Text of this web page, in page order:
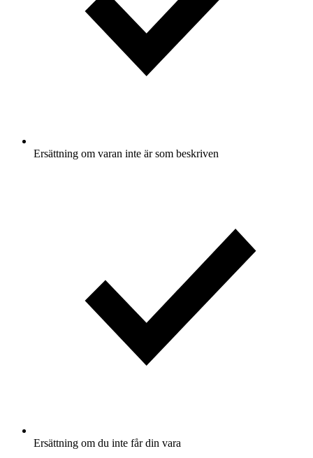
Ersättning om varan inte är som beskriven
Ersättning om du inte får din vara